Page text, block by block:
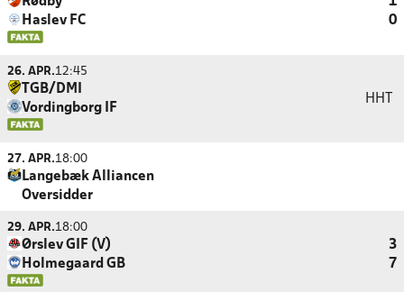
Haslev FC
0
26. APR.12:45
TGB/DMI
Vordingborg IF
HHT
27. APR.18:00
Langebæk Alliancen
Oversidder
29. APR.18:00
Ørslev GIF (V)
3
Holmegaard GB
7